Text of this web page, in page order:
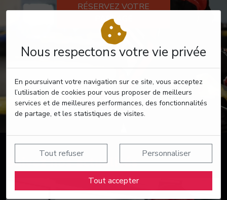
Nous respectons votre vie privée
En poursuivant votre navigation sur ce site, vous acceptez
l’utilisation de cookies pour vous proposer de meilleurs
services et de meilleures performances, des fonctionnalités
de partage, et les statistiques de visites.
Tout refuser Personnaliser
Tout accepter
RÉSERVEZ VOTRE
PASSAGE
Suivez nos actualités